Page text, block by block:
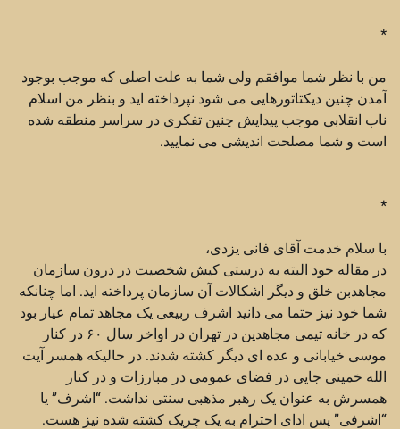
*
من با نظر شما موافقم ولی شما به علت اصلی كه موجب بوجود
آمدن چنين ديكتاتورهايی می شود نپرداخته ايد و بنظر من اسلام
ناب انقلابی موجب پيدايش چنين تفكری در سراسر منطقه شده
است و شما مصلحت انديشی می نماييد.
*
با سلام خدمت آقای فانی یزدی،
در مقاله خود البته به درستی کیش شخصیت در درون سازمان
مجاهدبن خلق و دیگر اشکالات آن سازمان پرداخته اید. اما چنانکه
شما خود نیز حتما می دانید اشرف ربیعی یک مجاهد تمام عیار بود
که در خانه تیمی مجاهدین در تهران در اواخر سال ۶۰ در کنار
موسی خیابانی و عده ای دیگر کشته شدند. در حالیکه همسر آیت
الله خمینی جایی در فضای عمومی در مبارزات و در کنار
همسرش به عنوان یک رهبر مذهبی سنتی نداشت. “اشرف” یا
“اشرفی” پس ادای احترام به یک چریک کشته شده نیز هست.